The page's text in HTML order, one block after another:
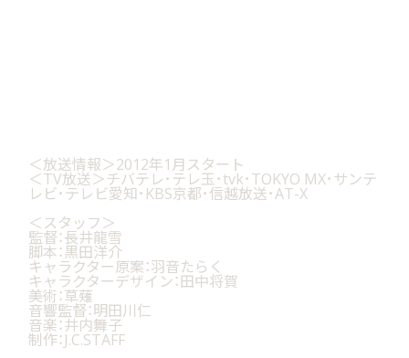
live
goods
profile
＜放送情報＞2012年1月スタート
＜TV放送＞チバテレ･テレ玉･tvk･TOKYO MX･サンテ
レビ･テレビ愛知･KBS京都･信越放送･AT-X
＜スタッフ＞
監督：長井龍雪
脚本：黒田洋介
キャラクター原案：羽音たらく
キャラクターデザイン：田中将賀
美術：草薙
音響監督：明田川仁
音楽：井内舞子
制作：J.C.STAFF